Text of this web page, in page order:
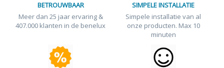
BETROUWBAAR
Meer dan 25 jaar ervaring &
407.000 klanten in de benelux
SIMPELE INSTALLATIE
Simpele installatie van al
onze producten. Max 10
minuten